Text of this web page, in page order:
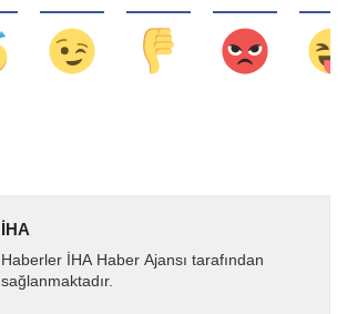
İHA
Haberler İHA Haber Ajansı tarafından
sağlanmaktadır.